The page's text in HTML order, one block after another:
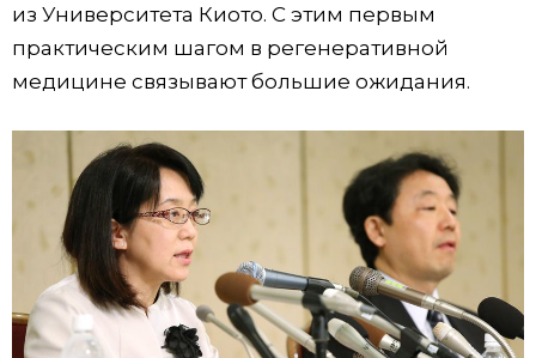
из Университета Киото. С этим первым
практическим шагом в регенеративной
медицине связывают большие ожидания.